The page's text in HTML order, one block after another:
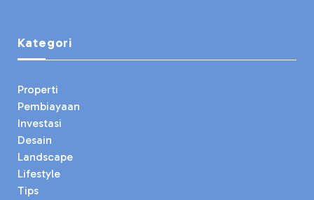
Kategori
Properti
Pembiayaan
Investasi
Desain
Landscape
Lifestyle
Tips